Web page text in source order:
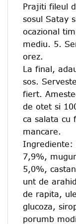
Prajiti fileul
sosul Satay
ocazional
mediu. 5.
orez.
La final,
sos.
fiert.
de otet si
ca salata cu
mancare.
Ingrediente:
7,9%,
5,0%,
unt de
de rapita,
glucoza,
porumb